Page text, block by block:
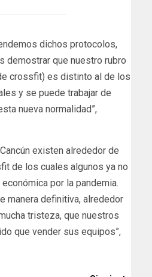
dichos protocolos,
demostrar que nuestro rubro
crossfit) es distinto al de los
y se puede trabajar de
nueva normalidad”,
existen alrededor de
de los cuales algunos ya no
por la pandemia.
manera definitiva, alrededor
tristeza, que nuestros
que vender sus equipos”,